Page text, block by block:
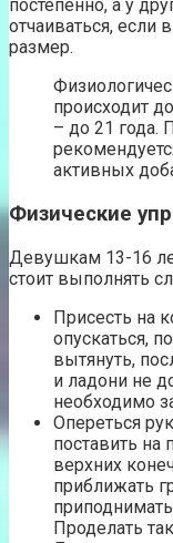
постепенно, а у
отчаиваться, если
размер.
происходит
– до 21 года.
активных
Физические
Девушкам 13-16
стоит выполнять
Присесть на
опускаться,
вытянуть,
и ладони не
необходимо
Опереться
поставить на
верхних
приближать
Проделать